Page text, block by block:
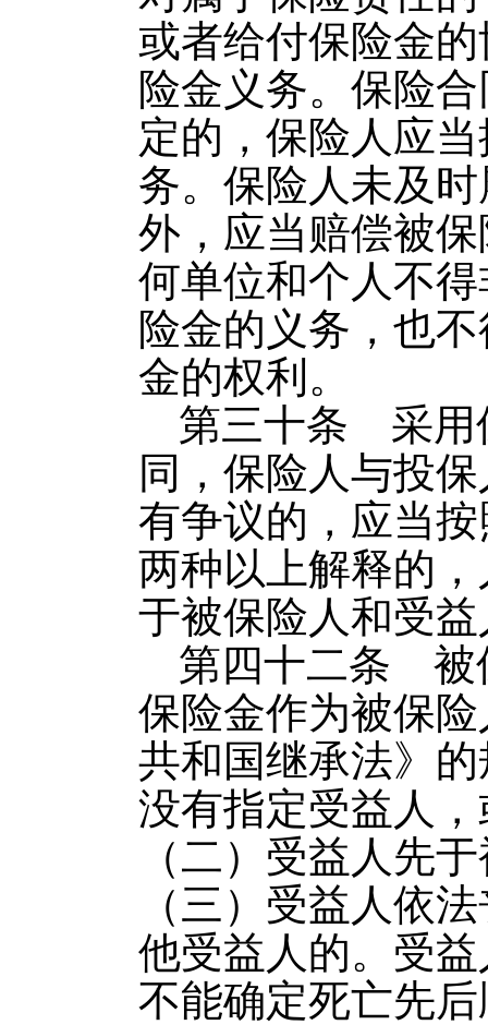
或者给付保险金
险金义务。保险
定的，保险人应
务。保险人未及
外，应当赔偿被
何单位和个人不
险金的义务，也
金的权利。
第三十条 采用
同，保险人与投
有争议的，应当
两种以上解释的
于被保险人和受
第四十二条 被
保险金作为被保
共和国继承法》
没有指定受益人
（二）受益人先
（三）受益人依
他受益人的。受
不能确定死亡先